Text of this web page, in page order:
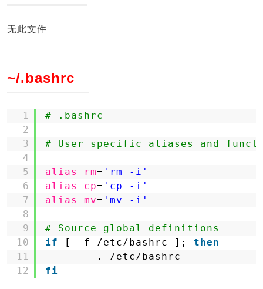
无此文件
~/.bashrc
1
2
3
4
5
6
7
8
9
10
11
12
# .bashrc
# User specific aliases and
alias rm= 'rm -i'
alias
cp= 'cp -i'
alias
mv= 'mv -i'
# Source global definitions
if
[ -f /etc/bashrc ]; then
.
/etc/bashrc
fi